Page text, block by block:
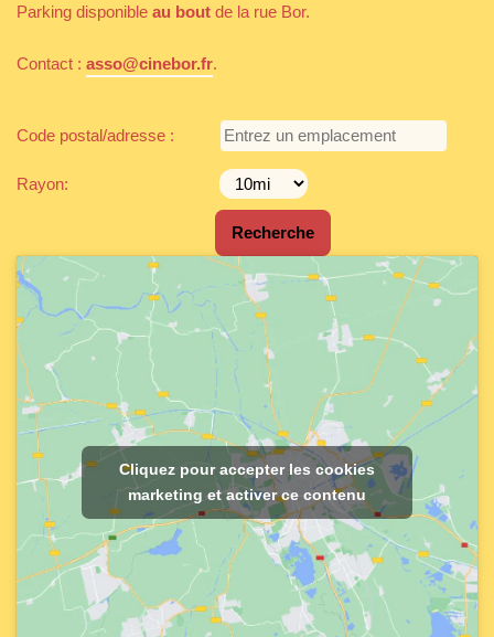
Parking disponible au bout de la rue Bor.
Contact : asso@cinebor.fr.
Code postal/adresse :
Rayon:
Cliquez pour accepter les cookies
marketing et activer ce contenu